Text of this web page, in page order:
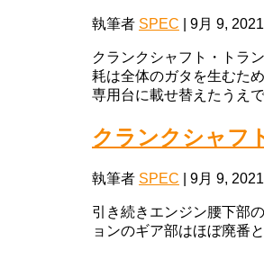
執筆者 SPEC 9月 9, 2021
クランクシャフト・トラ
耗は全体のガタを生むた
専用台に載せ替えたうえ
クランクシャフ
執筆者 SPEC 9月 9, 2021
引き続きエンジン腰下部
ョンのギア部はほぼ廃番